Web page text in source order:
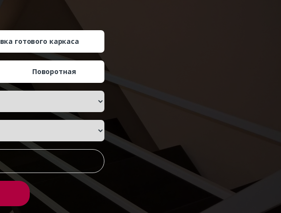
готового каркаса
Поворотная